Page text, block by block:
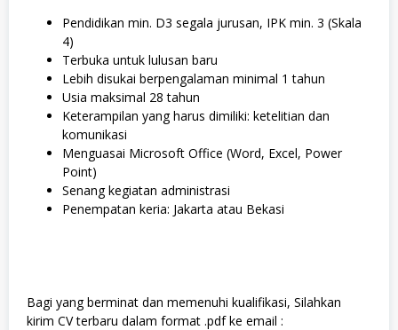
Pendidikan min. D3 segala jurusan, IPK min. 3 (Skala
4)
Terbuka untuk lulusan baru
Lebih disukai berpengalaman minimal 1 tahun
Usia maksimal 28 tahun
Keterampilan yang harus dimiliki: ketelitian dan
komunikasi
Menguasai Microsoft Office (Word, Excel, Power
Point)
Senang kegiatan administrasi
Penempatan keria: Jakarta atau Bekasi
Bagi yang berminat dan memenuhi kualifikasi, Silahkan
kirim CV terbaru dalam format .pdf ke email :